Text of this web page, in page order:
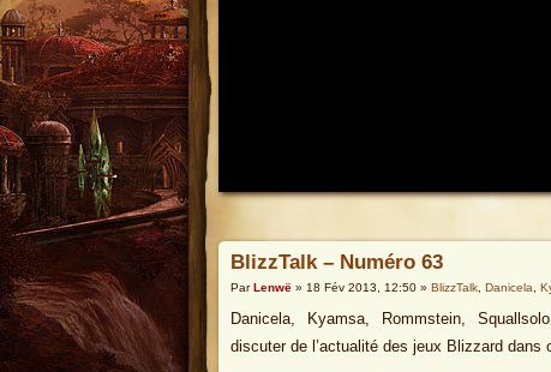
BlizzTalk – Numéro 63
ParLenwë » 18 Fév 2013, 12:50 » BlizzTalk Danicela
Danicela, Kyamsa, Rommstein,
discuter de l’actualité des jeux Blizzard dans